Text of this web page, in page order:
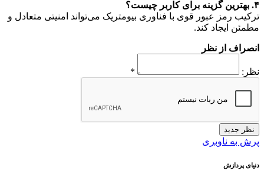
۴. بهترین گزینه برای کاربر چیست؟
ترکیب رمز عبور قوی با فناوری بیومتریک می‌تواند امنیتی متعادل و
مطمئن ایجاد کند.
انصراف از نظر
نظر: *
نظر جدید
پرش به ناوبری
دنیای پردازش